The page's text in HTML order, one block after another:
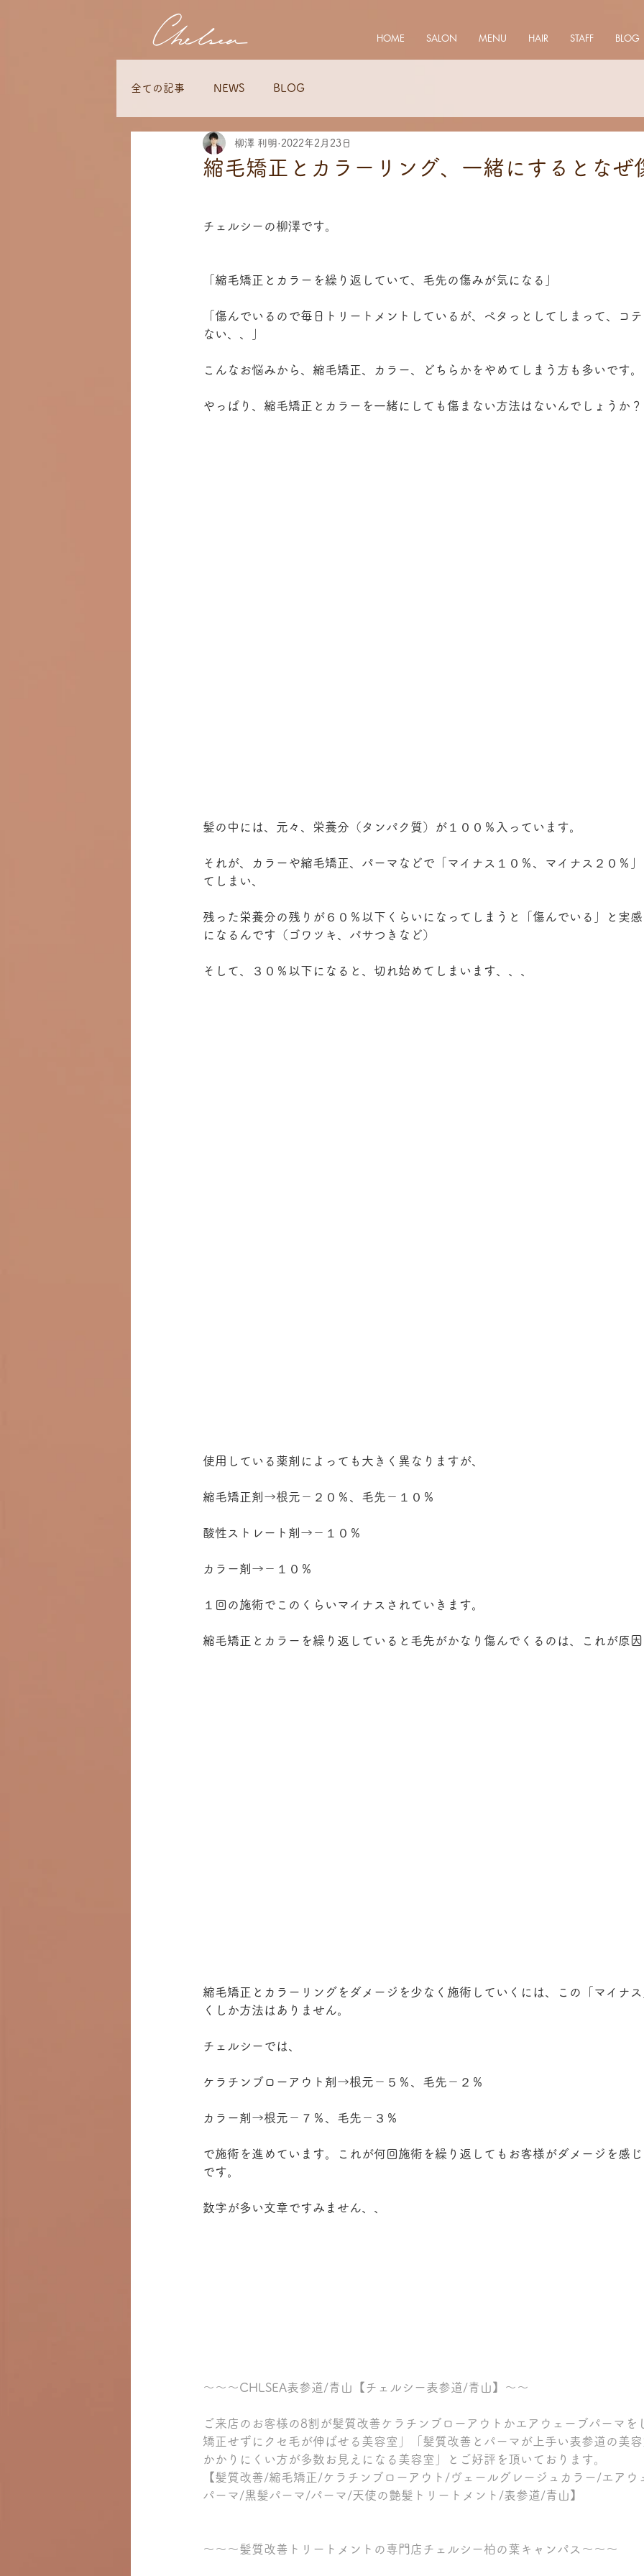
HOME SALON MENU HAIR STAFF BLOG
全ての記事 NEWS BLOG
縮毛矯正とカラーリング、一緒にするとなぜ
柳澤 利明 2022年2月23日
チェルシーの柳澤です。
「縮毛矯正とカラーを繰り返していて、毛先の傷みが気になる」
「傷んでいるので毎日トリートメントしているが、ペタっとしてしまって、コ
ない、、」
こんなお悩みから、縮毛矯正、カラー、どちらかをやめてしまう方も多いです。
やっぱり、縮毛矯正とカラーを一緒にしても傷まない方法はないんでしょうか？
髪の中には、元々、栄養分（タンパク質）が１００％入っています。
それが、カラーや縮毛矯正、パーマなどで「マイナス１０％、マイナス２０％
てしまい、
残った栄養分の残りが６０％以下くらいになってしまうと「傷んでいる」と実
になるんです（ゴワツキ、パサつきなど）
そして、３０％以下になると、切れ始めてしまいます、、、
使用している薬剤によっても大きく異なりますが、
縮毛矯正剤→根元－２０％、毛先－１０％
酸性ストレート剤→－１０％
カラー剤→－１０％
１回の施術でこのくらいマイナスされていきます。
縮毛矯正とカラーを繰り返していると毛先がかなり傷んでくるのは、これが原
縮毛矯正とカラーリングをダメージを少なく施術していくには、この「マイナ
くしか方法はありません。
チェルシーでは、
ケラチンブローアウト剤→根元－５％、毛先－２％
カラー剤→根元－７％、毛先－３％
で施術を進めています。これが何回施術を繰り返してもお客様がダメージを感
です。
数字が多い文章ですみません、、
～～～CHLSEA表参道/青山【チェルシー表参道/青山】～～
ご来店のお客様の8割が髪質改善ケラチンブローアウトかエアウェーブパーマを
矯正せずにクセ毛が伸ばせる美容室」「髪質改善とパーマが上手い表参道の美
かかりにくい方が多数お見えになる美容室」とご好評を頂いております。
【髪質改善/縮毛矯正/ケラチンブローアウト/ヴェールグレージュカラー/エアウ
パーマ/黒髪パーマ/パーマ/天使の艶髪トリートメント/表参道/青山】
～～～髪質改善トリートメントの専門店チェルシー柏の葉キャンパス～～～